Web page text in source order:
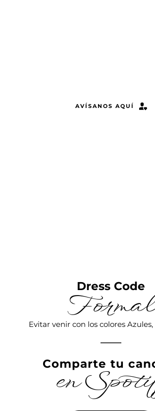
AVÍSANOS AQUÍ
Dress Code
Formal
Evitar venir con los colores
Comparte tu
en